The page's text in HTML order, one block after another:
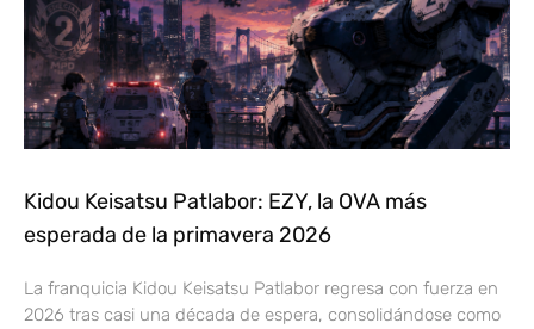
Kidou Keisatsu Patlabor: EZY, la OVA más
esperada de la primavera 2026
La franquicia Kidou Keisatsu Patlabor regresa con fuerza en
2026 tras casi una década de espera, consolidándose como